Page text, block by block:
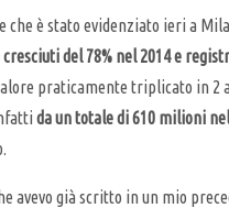
che è stato evidenziato ieri a
del 78% nel 2014 e
praticamente triplicato in 2
da un totale di 610 milioni
avevo già scritto in un mio